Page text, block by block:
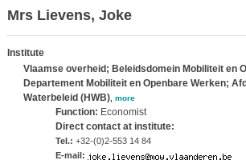
Mrs Lievens, Joke
Institute
Vlaamse overheid; Beleidsdomein Mobiliteit en
Departement Mobiliteit en Openbare Werken;
Waterbeleid (HWB), more
Function: Economist
Direct contact at institute:
Tel.: +32-(0)2-553 14 84
E-mail: